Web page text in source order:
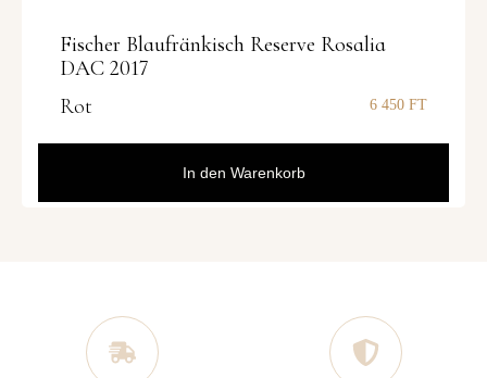
Fischer Blaufränkisch Reserve Rosalia
DAC 2017
Rot
6 450 FT
In den Warenkorb